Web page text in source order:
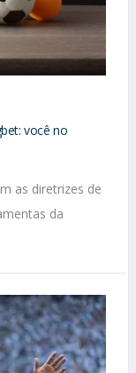
você no
as diretrizes de
da